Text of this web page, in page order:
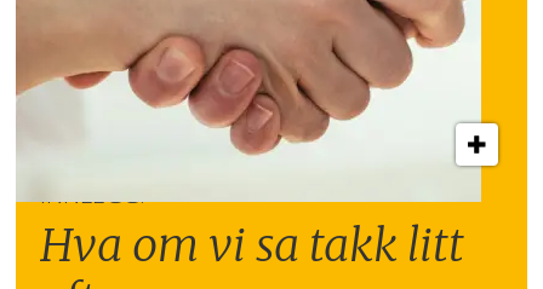
INNLEGG:
Hva om vi sa takk litt